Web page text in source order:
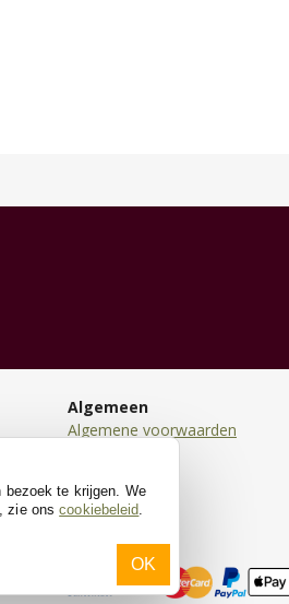
Algemeen
Algemene voorwaarden
Cookies
bezoek te krijgen. We
zie onscookiebeleid
OK